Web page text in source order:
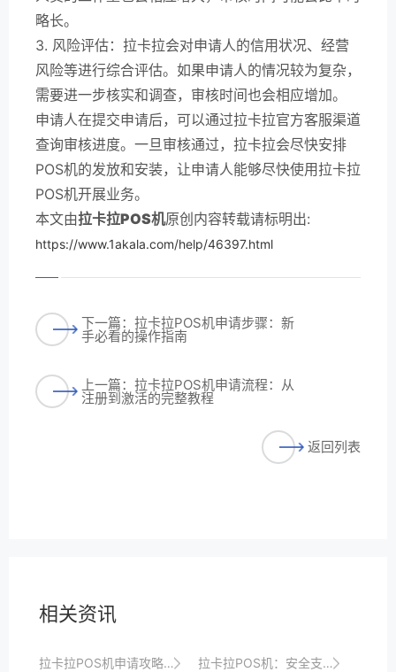
略长。
3. 风险评估：拉卡拉会对申请人的信用状况、经营
风险等进行综合评估。如果申请人的情况较为复杂，
需要进一步核实和调查，审核时间也会相应增加。
申请人在提交申请后，可以通过拉卡拉官方客服渠道
查询审核进度。一旦审核通过，拉卡拉会尽快安排
POS机的发放和安装，让申请人能够尽快使用拉卡拉
POS机开展业务。
本文由拉卡拉POS机原创内容转载请标明出:
https://www.1akala.com/help/46397.html
下一篇：拉卡拉POS机申请步骤：新
手必看的操作指南
上一篇：拉卡拉POS机申请流程：从
注册到激活的完整教程
返回列表
相关资讯
拉卡拉POS机申请攻略：如何选择适合自己的机型？ 拉卡拉POS机：安全支付，守护每一笔交易